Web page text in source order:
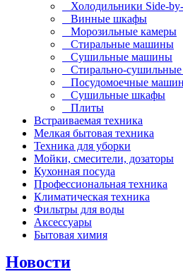
Холодильники Side-
Винные шкафы
Морозильные камеры
Стиральные машины
Сушильные машины
Стирально-
Посудомоечные
Сушильные шкафы
Плиты
Встраиваемая техника
Мелкая бытовая техника
Техника для уборки
Мойки, смесители, дозаторы
Кухонная посуда
Профессиональная техника
Климатическая техника
Фильтры для воды
Аксессуары
Бытовая химия
Новости